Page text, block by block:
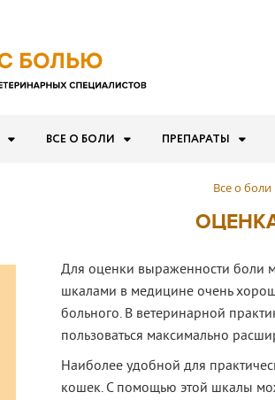
ВСЕ О БОЛИ ПРЕПАРАТЫ
Все о боли
Для оценки выраженности боли
шкалами в медицине очень
больного. В ветеринарной
пользоваться максимально
Наиболее удобной для
кошек. С помощью этой шкалы